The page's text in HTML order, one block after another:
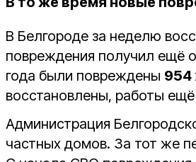
В Белгороде за неделю
повреждения получил ещё
года были повреждены 954
восстановлены, работы ещё
Администрация
частных домов. За тот же